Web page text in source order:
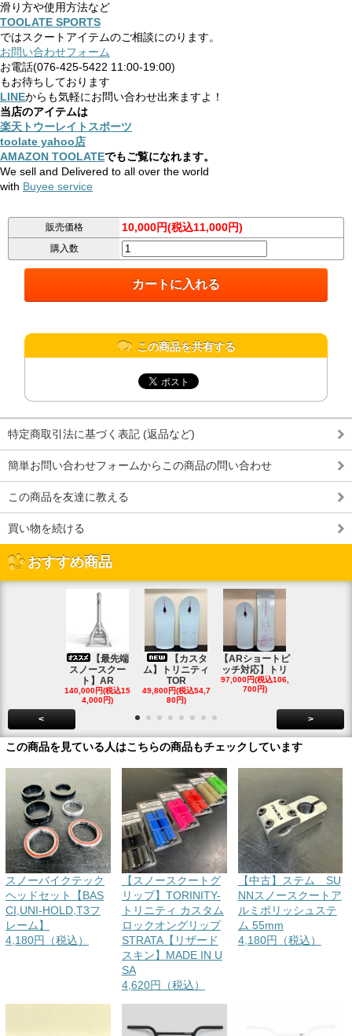
滑り方や使用方法など
TOOLATE SPORTS
ではスクートアイテムのご相談にのります。
お問い合わせフォーム
お電話(076-425-5422 11:00-19:00)
もお待ちしております
LINEからも気軽にお問い合わせ出来ますよ！
当店のアイテムは
楽天トウーレイトスポーツ
toolate yahoo店
AMAZON TOOLATEでもご覧になれます。
We sell and Delivered to all over the world
with Buyee service
販売価格 10,000円(税込11,000円)
購入数
この商品を共有する
特定商取引法に基づく表記 (返品など)
簡単お問い合わせフォームからこの商品の問い合わせ
この商品を友達に教える
買い物を続ける
おすすめ商品
【最先端
スノースクー
ト】AR
140,000円(税込15
4,000円)
【カスタ
ム】トリニティ
TOR
49,800円(税込54,7
80円)
【ARショートピ
ッチ対応】トリ
97,000円(税込106,
700円)
< >
この商品を見ている人はこちらの商品もチェックしています
スノーバイクテック
ヘッドセット【BAS
CI,UNI-HOLD,T3フ
レーム】
4,180円（税込）
【スノースクートグ
リップ】TORINITY-
トリニティ カスタム
ロックオングリップ
STRATA【リザード
スキン】MADE IN U
SA
4,620円（税込）
【中古】ステム SU
NNスノースクートア
ルミポリッシュステ
ム 55mm
4,180円（税込）